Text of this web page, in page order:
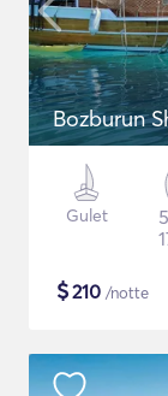
Bozburun
Gulet
$210 /notte